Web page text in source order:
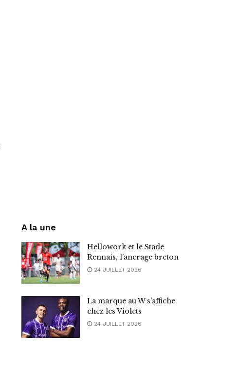
A la une
Hellowork et le Stade
Rennais, l’ancrage breton
24 JUILLET 2026
La marque au W s’affiche
chez les Violets
24 JUILLET 2026